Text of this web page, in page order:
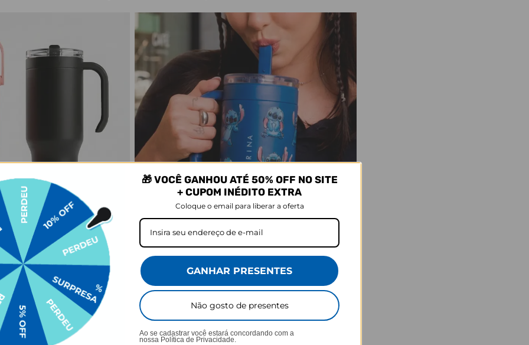
🎁 VOCÊ GANHOU ATÉ 50% OFF NO SITE
+ CUPOM INÉDITO EXTRA
Coloque o email para liberar a oferta
GANHAR PRESENTES
Não gosto de presentes
Ao se cadastrar você estará concordando com a
nossa Política de Privacidade.